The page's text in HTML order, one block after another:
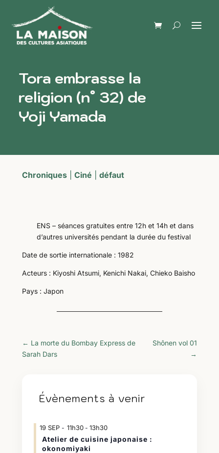
Tora embrasse la
religion (n° 32) de
Yoji Yamada
Chroniques| Ciné défaut
ENS – séances gratuites entre 12h et 14h et dans
d’autres universités pendant la durée du festival
Date de sortie internationale : 1982
Acteurs : Kiyoshi Atsumi, Kenichi Nakai, Chieko Baisho
Pays : Japon
← La morte du Bombay Express de
Sarah Dars
Shônen vol 01
→
Évènements à venir
19 SEP 11h30- 13h30
Atelier de cuisine japonaise :
okonomiyaki